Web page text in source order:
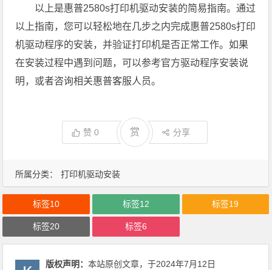
所属分类： 打印机驱动安装
以上是惠普2580s打印机驱动安装的简易指南。通过
以上指南，您可以轻松地在几步之内完成惠普2580s打印
机驱动程序的安装，并验证打印机是否正常工作。如果
在安装过程中遇到问题，可以参考官方驱动程序安装说
明，或者咨询相关惠普客服人员。
赞0 赏 分享
标签10 标签12 标签19
标签20 标签6
版权声明：本站原创文章，于2024年7月12日